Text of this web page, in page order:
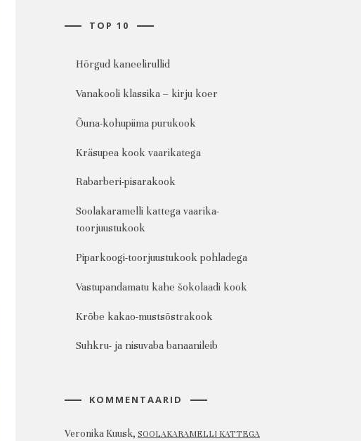
TOP 10
Hõrgud kaneelirullid
Vanakooli klassika – kirju koer
Õuna-kohupiima purukook
Kräsupea kook vaarikatega
Rabarberi-pisarakook
Soolakaramelli kattega vaarika-
toorjuustukook
Piparkoogi-toorjuustukook pohladega
Vastupandamatu kahe šokolaadi kook
Krõbe kakao-mustsõstrakook
Suhkru- ja nisuvaba banaanileib
KOMMENTAARID
Veronika Kuusk, SOOLAKARAMELLI KATTEGA